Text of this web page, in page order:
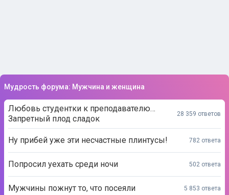
Мудрость форума: Мужчина и женщина
Любовь студентки к преподавателю…
Запретный плод сладок
28 359 ответов
Ну прибей уже эти несчастные плинтусы! 782 ответа
Попросил уехать среди ночи 502 ответа
Мужчины пожнут то, что посеяли 5 853 ответа